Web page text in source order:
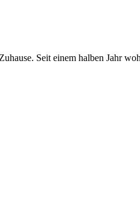
Seit einem halben Jahr